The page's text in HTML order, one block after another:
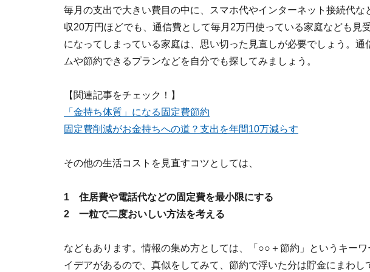
毎月の支出で大きい費目の中に、スマホ代やインターネット接続代な
収20万円ほどでも、通信費として毎月2万円使っている家庭なども見
になってしまっている家庭は、思い切った見直しが必要でしょう。
ムや節約できるプランなどを自分でも探してみましょう。
【関連記事をチェック！】
「金持ち体質」になる固定費節約
固定費削減がお金持ちへの道？支出を年間10万減らす
その他の生活コストを見直すコツとしては、
1 住居費や電話代などの固定費を最小限にする
2 一粒で二度おいしい方法を考える
などもあります。情報の集め方としては、「○○＋節約」というキー
イデアがあるので、真似をしてみて、節約で浮いた分は貯金にまわ